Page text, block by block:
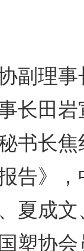
理事
长田
书长
告》
夏成
塑协